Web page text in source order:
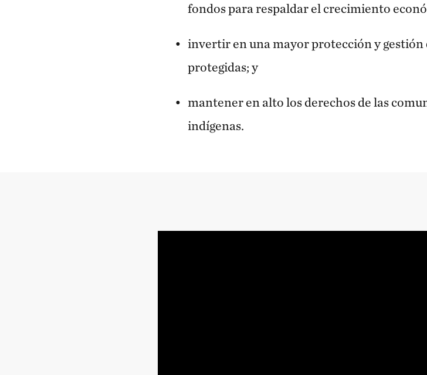
fondos para respaldar el crecimiento
invertir en una mayor protección y gestión
protegidas; y
mantener en alto los derechos de las
indígenas.